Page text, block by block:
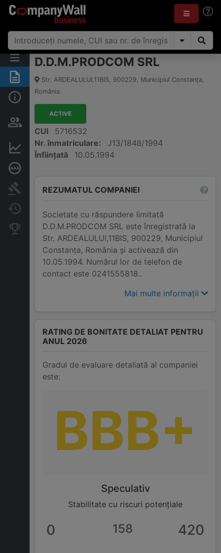
Rezumat
Persoane și structură de
proprietate
Informații financiare
Publicații în instanță
Companii concurente
D.D.M.PRODCOM SRL
Str. ARDEALULUI,11BIS, 900229, Municipiul Constanţa,
România
ACTIVE
CUI
5716532
Nr. înmatriculare:
J13/1848/1994
Înființată
10.05.1994
REZUMATUL COMPANIEI
Societate cu răspundere limitată
D.D.M.PRODCOM SRL este înregistrată la
Str. ARDEALULUI,11BIS, 900229, Municipiul
Constanţa, România și activează din
10.05.1994. Numărul lor de telefon de
contact este 0241555818..
Mai multe informații
RATING DE BONITATE DETALIAT PENTRU
ANUL 2026
Gradul de evaluare detaliată al companiei
este:
BBB+
Speculativ
Stabilitate cu riscuri potențiale
0 158 420